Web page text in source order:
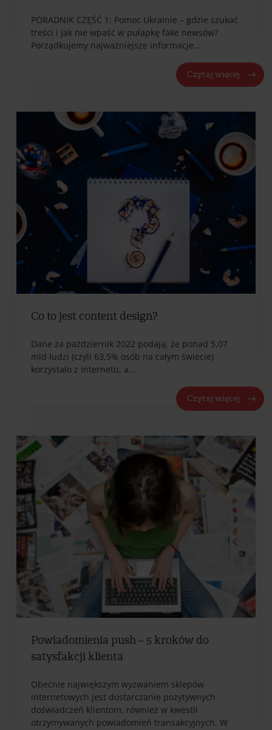
PORADNIK CZĘŚĆ 1: Pomoc Ukrainie – gdzie szukać
treści i jak nie wpaść w pułapkę fake newsów?
Porządkujemy najważniejsze informacje…
Czytaj więcej
Co to jest content design?
Dane za październik 2022 podają, że ponad 5,07
mld ludzi (czyli 63,5% osób na całym świecie)
korzystało z Internetu, a…
Czytaj więcej
Powiadomienia push – 5 kroków do
satysfakcji klienta
Obecnie największym wyzwaniem sklepów
internetowych jest dostarczanie pozytywnych
doświadczeń klientom, również w kwestii
otrzymywanych powiadomień transakcyjnych. W